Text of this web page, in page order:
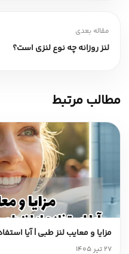
مقاله بعدی
لنز روزانه چه نوع لنزی است؟
مطالب مرتبط
مزایا و معایب لنز طبی | آیا
27 تیر 1405